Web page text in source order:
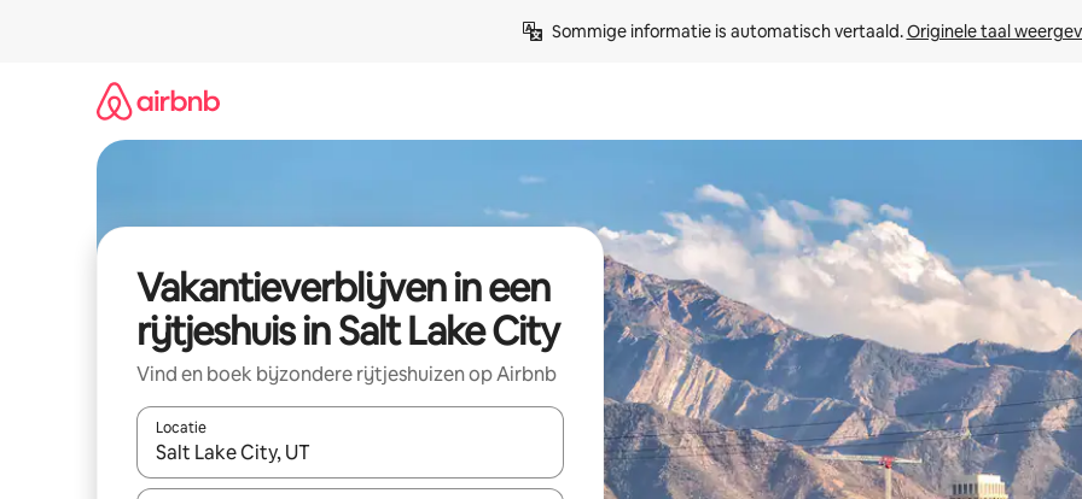
Sommige informatie is automatisch vertaald. Originele taal
Vakantieverblijven in een
rijtjeshuis in Salt Lake City
Vind en boek bijzondere rijtjeshuizen op Airbnb
Locatie
Wanneer er resultaten beschikbaar zijn, maak je een keuze met je de pijltjestoetsen omhoog en omlaag, óf door te